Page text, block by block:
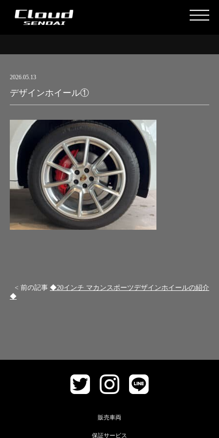
2026.05.13
デザインホイール①
< 前の記事 ◆20インチ マカンスポーツデザインホイールの紹介
◆
販売車両
保証サービス